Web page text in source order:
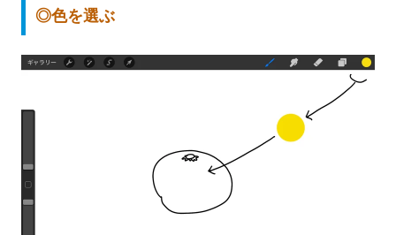
◎色を選ぶ